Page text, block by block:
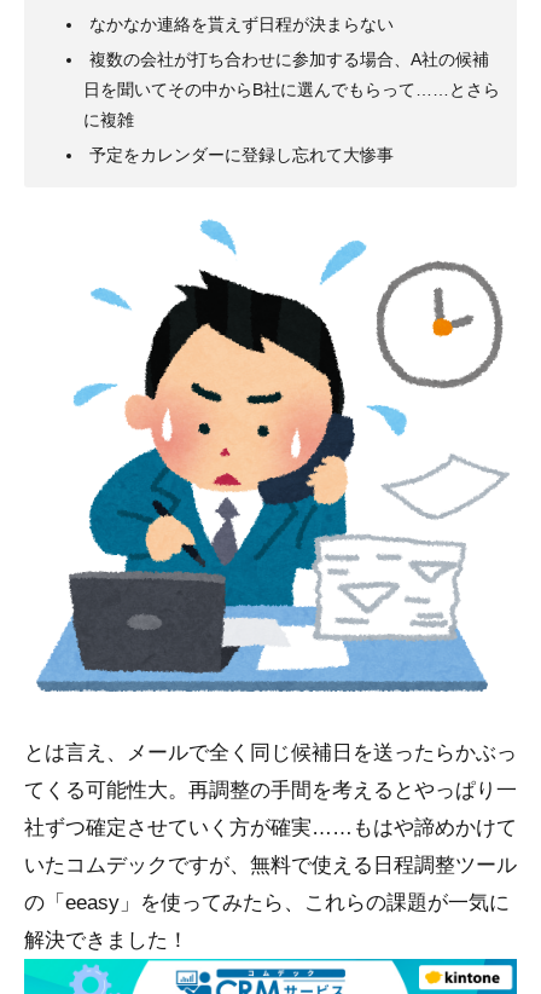
なかなか連絡を貰えず日程が決まらない
複数の会社が打ち合わせに参加する場合、A社の候補
日を聞いてその中からB社に選んでもらって……とさら
に複雑
予定をカレンダーに登録し忘れて大惨事
とは言え、メールで全く同じ候補日を送ったらかぶっ
てくる可能性大。再調整の手間を考えるとやっぱり一
社ずつ確定させていく方が確実……もはや諦めかけて
いたコムデックですが、無料で使える日程調整ツール
の「eeasy」を使ってみたら、これらの課題が一気に
解決できました！